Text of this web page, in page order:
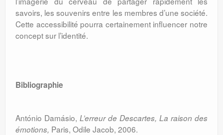
savoirs, les souvenirs entre les membres d’une société.
Cette accessibilité pourra certainement influencer notre
concept sur l’identité.
Bibliographie
António Damásio, L’erreur de Descartes, La raison des
émotions, Paris, Odile Jacob, 2006.